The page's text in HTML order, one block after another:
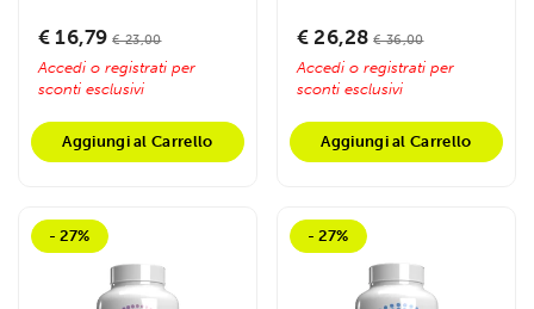
che...
€ 16,79 € 23,00
Accedi o registrati per
sconti esclusivi
Aggiungi al Carrello
migliora le...
€ 26,28 € 36,00
Accedi o registrati per
sconti esclusivi
Aggiungi al Carrello
- 27% - 27%